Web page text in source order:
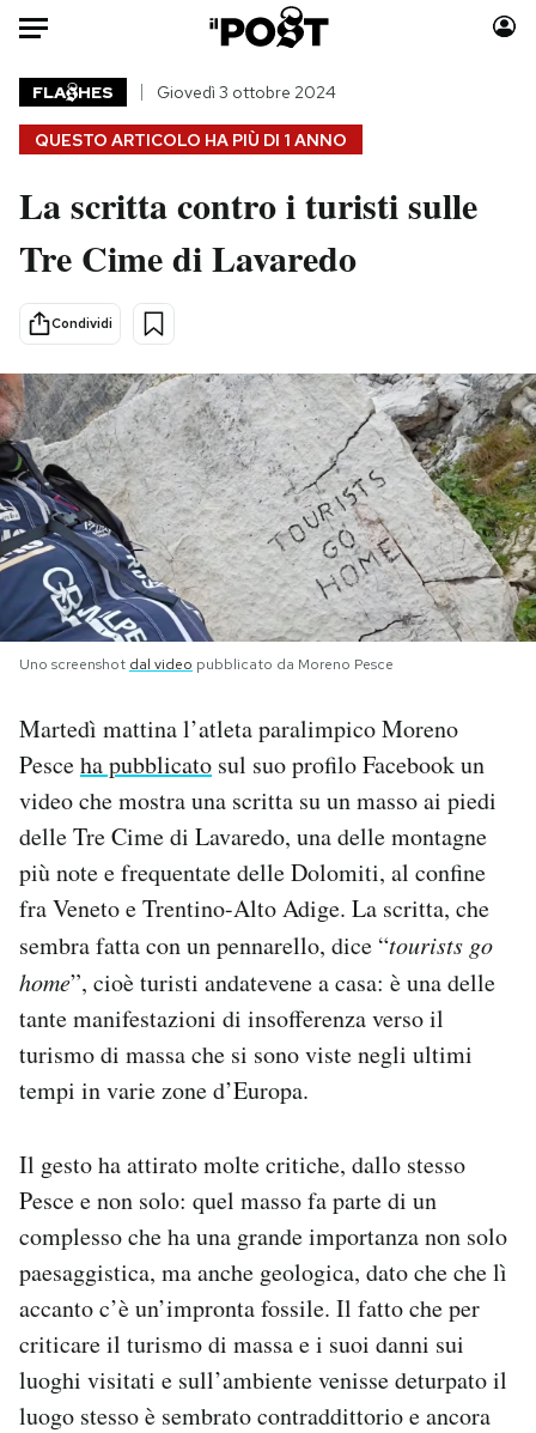
Auto
HOME
Italia
Politica
Tecnologia
Internet
Scienza
Cultura
Economia
Sport
Moda
Consumismi
Media
Europa
Altrecose
Mondiali calcio 2026
PODCAST
NEWSLETTER
I MIEI PREFERITI
CALENDARIO
AREA PERSONALE
Area Personale
Newsletter
Notifiche mobile
Hai bisogno di aiuto?
QUESTO ARTICOLO HA PIÙ DI 1 ANNO
FLA HES Giovedì 3 ottobre 2024
La scritta contro i turisti sulle
Tre Cime di Lavaredo
Condividi
Uno screenshot dal video pubblicato da Moreno Pesce
Martedì mattina l’atleta paralimpico Moreno
Pesceha pubblicato sul suo profilo Facebook un
video che mostra una scritta su un masso ai piedi
delle Tre Cime di Lavaredo, una delle montagne
più note e frequentate delle Dolomiti, al confine
fra Veneto e Trentino-Alto Adige. La scritta, che
sembra fatta con un pennarello, dice “tourists go
home”, cioè turisti andatevene a casa: è una delle
tante manifestazioni di insofferenza verso il
turismo di massa che si sono viste negli ultimi
tempi in varie zone d’Europa.
Il gesto ha attirato molte critiche, dallo stesso
Pesce e non solo: quel masso fa parte di un
complesso che ha una grande importanza non solo
paesaggistica, ma anche geologica, dato che che lì
accanto c’è un’impronta fossile. Il fatto che per
criticare il turismo di massa e i suoi danni sui
luoghi visitati e sull’ambiente venisse deturpato il
luogo stesso è sembrato contraddittorio e ancora